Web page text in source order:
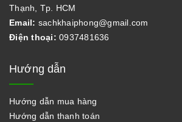
Thạnh, Tp. HCM
Email: sachkhaiphong@gmail.com
Điện thoại: 0937481636
Hướng dẫn
Hướng dẫn mua hàng
Hướng dẫn thanh toán